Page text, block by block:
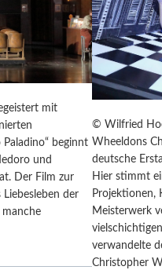
E
F
F
E
“
E
R
B
E
R
L
I
N
mit
Paladino“ beginnt
und
Der Film zur
der
manche
© Wilfried
Wheeldons
deutsche
Hier stimmt
Projektionen,
Meisterwerk
verwandelte
Christopher